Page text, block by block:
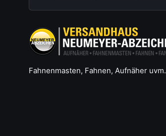
Fahnenmasten, Fahnen, Aufnäher uvm.